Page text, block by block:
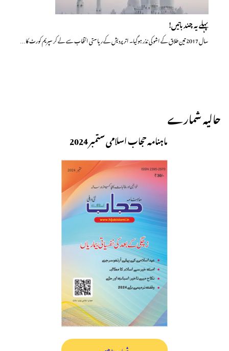
پہلے یہ چند باتیں!
سال 2017 تین طلاق کے اشو کی نذر ہوگیا۔ اتر پردیش کے ریاستی انتخاب سے لے کر سپریم کورٹ کا…
حالیہ شمارے
ماہنامہ حجاب اسلامی ستمبر 2024